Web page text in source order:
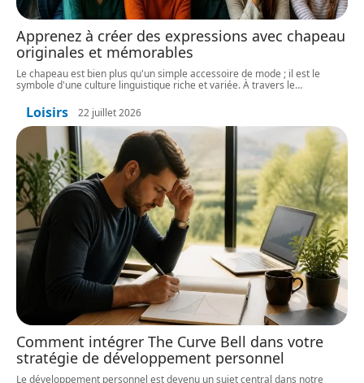
Apprenez à créer des expressions avec chapeau
originales et mémorables
Le chapeau est bien plus qu'un simple accessoire de mode ; il est le
symbole d'une culture linguistique riche et variée. À travers le…
Loisirs 22 juillet 2026
Comment intégrer The Curve Bell dans votre
stratégie de développement personnel
Le développement personnel est devenu un sujet central dans notre